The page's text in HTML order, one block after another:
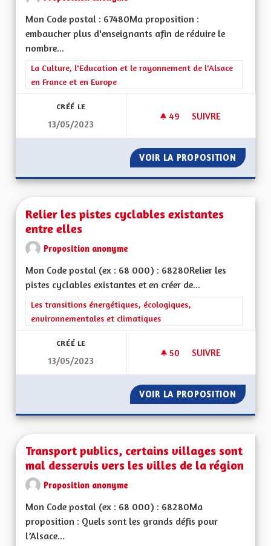
Mon Code postal : 67480Ma proposition :
embaucher plus d'enseignants afin de réduire le
nombre...
Filtrer les résultats de la catégorie : La Culture, l'Education et
La Culture, l'Education et le rayonnement de l'Alsace
en France et en Europe
CRÉÉ LE
13/05/2023
49 49 ABONNÉS
SUIVRE
VOIR LA PROPOSITION
Relier les pistes cyclables existantes
entre elles
Proposition anonyme
Mon Code postal (ex : 68 000) : 68280Relier les
pistes cyclables existantes et en créer de...
Filtrer les résultats de la catégorie : Les transitions
Les transitions énergétiques, écologiques,
environnementales et climatiques
CRÉÉ LE
13/05/2023
50 50 ABONNÉS
SUIVRE
VOIR LA PROPOSITION
Transport publics, certains villages sont
mal desservis vers les villes de la région
Proposition anonyme
Mon Code postal (ex : 68 000) : 68280Ma
proposition : Quels sont les grands défis pour
l’Alsace...